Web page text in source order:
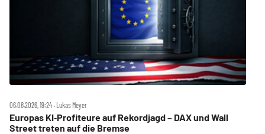
06.08.2026, 19:24 ‧ Lukas Meyer
Europas KI‑Profiteure auf Rekordjagd – DAX und Wall
Street treten auf die Bremse